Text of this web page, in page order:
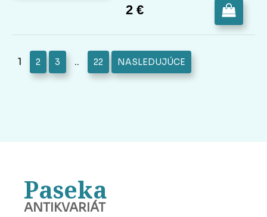
2 €
1 2 3 .. 22 NASLEDUJÚCE
Paseka
ANTIKVARIÁT